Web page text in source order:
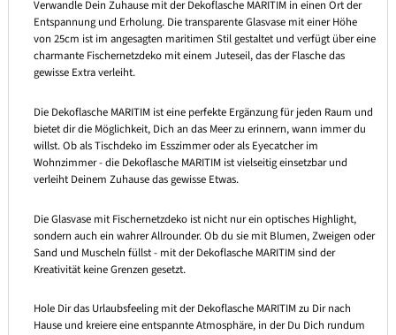
Verwandle Dein Zuhause mit der Dekoflasche MARITIM in einen Ort der
Entspannung und Erholung. Die transparente Glasvase mit einer Höhe
von 25cm ist im angesagten maritimen Stil gestaltet und verfügt über eine
charmante Fischernetzdeko mit einem Juteseil, das der Flasche das
gewisse Extra verleiht.
Die Dekoflasche MARITIM ist eine perfekte Ergänzung für jeden Raum und
bietet dir die Möglichkeit, Dich an das Meer zu erinnern, wann immer du
willst. Ob als Tischdeko im Esszimmer oder als Eyecatcher im
Wohnzimmer - die Dekoflasche MARITIM ist vielseitig einsetzbar und
verleiht Deinem Zuhause das gewisse Etwas.
Die Glasvase mit Fischernetzdeko ist nicht nur ein optisches Highlight,
sondern auch ein wahrer Allrounder. Ob du sie mit Blumen, Zweigen oder
Sand und Muscheln füllst - mit der Dekoflasche MARITIM sind der
Kreativität keine Grenzen gesetzt.
Hole Dir das Urlaubsfeeling mit der Dekoflasche MARITIM zu Dir nach
Hause und kreiere eine entspannte Atmosphäre, in der Du Dich rundum